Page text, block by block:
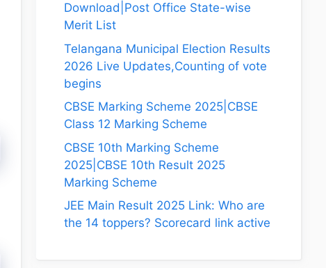
Download|Post Office State-wise
Merit List
Telangana Municipal Election Results
2026 Live Updates,Counting of vote
begins
CBSE Marking Scheme 2025|CBSE
Class 12 Marking Scheme
CBSE 10th Marking Scheme
2025|CBSE 10th Result 2025
Marking Scheme
JEE Main Result 2025 Link: Who are
the 14 toppers? Scorecard link active